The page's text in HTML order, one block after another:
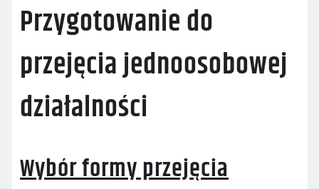
Przygotowanie do
przejęcia jednoosobowej
działalności
Wybór formy przejęcia